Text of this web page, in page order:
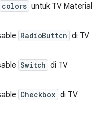
colors untuk TV Material
RadioButton di TV
Switch di TV
Checkbox di TV